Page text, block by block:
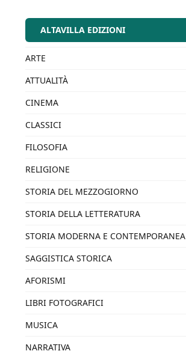
ALTAVILLA EDIZIONI
ARTE
ATTUALITÀ
CINEMA
CLASSICI
FILOSOFIA
RELIGIONE
STORIA DEL MEZZOGIORNO
STORIA DELLA LETTERATURA
STORIA MODERNA E CONTEMPORANEA
SAGGISTICA STORICA
AFORISMI
LIBRI FOTOGRAFICI
MUSICA
NARRATIVA